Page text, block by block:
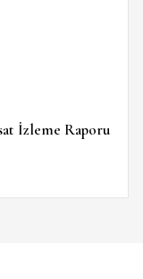
İzleme Raporu